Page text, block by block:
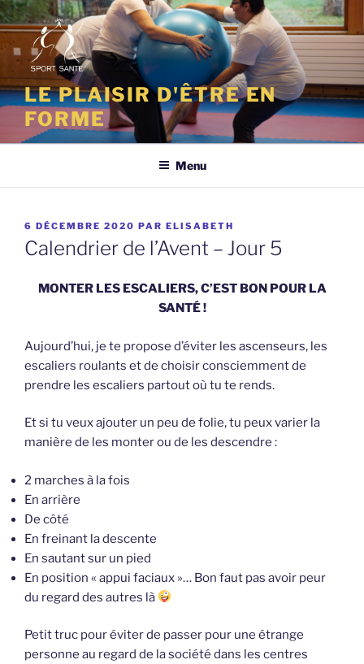
Aller
au
contenu
principal
LE PLAISIR D'ÊTRE EN
FORME
Menu
PUBLIÉ
LE
6 DÉCEMBRE 2020 PAR ELISABETH
Calendrier de l’Avent – Jour 5
MONTER LES ESCALIERS, C’EST BON POUR LA
SANTÉ !
Aujourd’hui, je te propose d’éviter les ascenseurs, les
escaliers roulants et de choisir consciemment de
prendre les escaliers partout où tu te rends.
Et si tu veux ajouter un peu de folie, tu peux varier la
manière de les monter ou de les descendre :
2 marches à la fois
En arrière
De côté
En freinant la descente
En sautant sur un pied
En position « appui faciaux »… Bon faut pas avoir peur
du regard des autres là
Petit truc pour éviter de passer pour une étrange
personne au regard de la société dans les centres